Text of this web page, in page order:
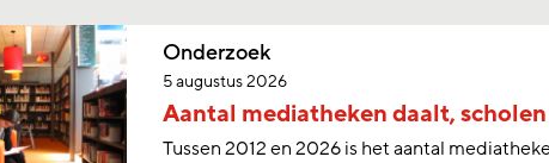
Onderzoek
5 augustus 2026
Aantal mediatheken daalt,
Tussen 2012 en 2026 is het aantal